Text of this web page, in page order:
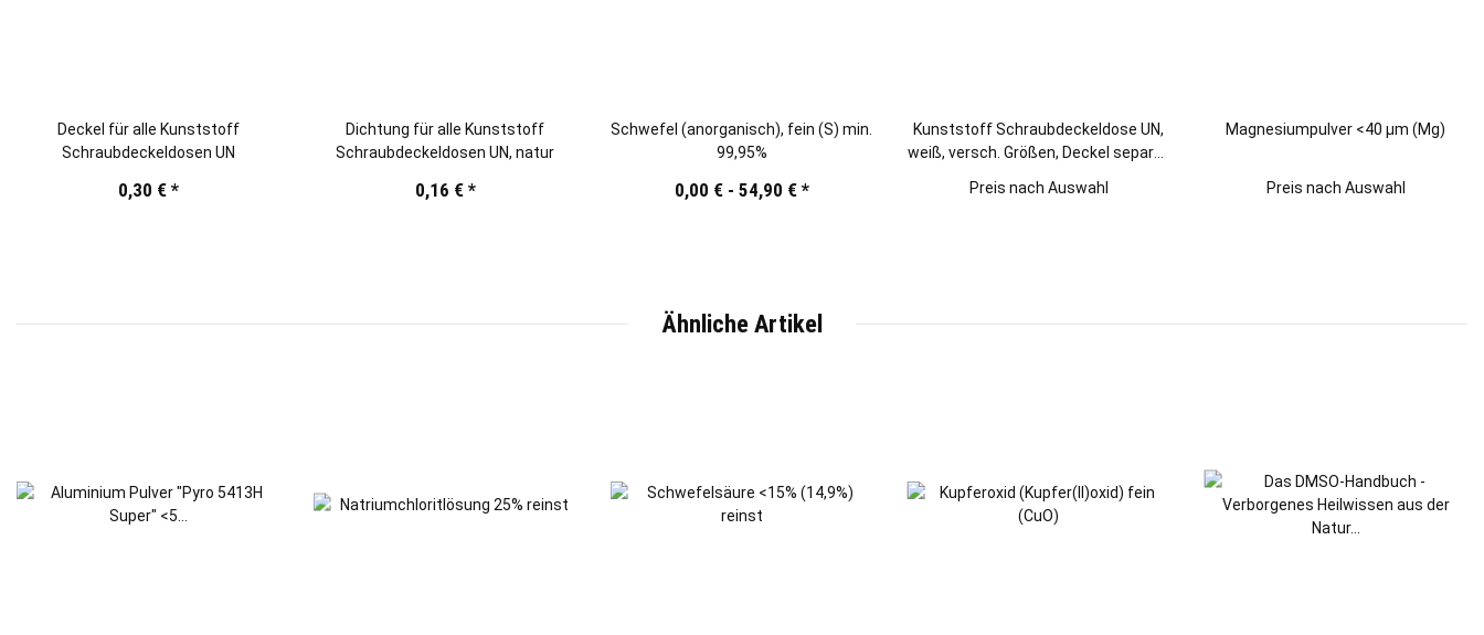
Deckel für alle Kunststoff
Schraubdeckeldosen UN
0,30 € *
Dichtung für alle Kunststoff
Schraubdeckeldosen UN, natur
0,16 € *
Schwefel (anorganisch), fein (S) min.
99,95%
0,00 € - 54,90 € *
Kunststoff Schraubdeckeldose UN,
weiß, versch. Größen, Deckel separat
Preis nach Auswahl
Magnesiumpulver <40 µm (Mg)
Preis nach Auswahl
Ähnliche Artikel